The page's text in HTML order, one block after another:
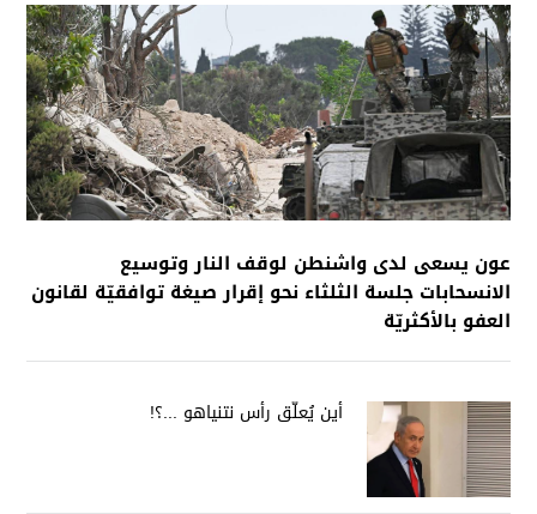
عون يسعى لدى واشنطن لوقف النار وتوسيع
الانسحابات جلسة الثلثاء نحو إقرار صيغة توافقيّة لقانون
العفو بالأكثريّة
أين يُعلّق رأس نتنياهو ...؟!